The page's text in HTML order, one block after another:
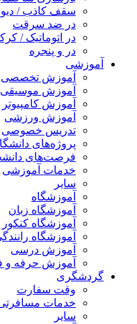
سقف کاذب /
در ضد سرقت
در اتوماتیک /
در و پنجره
آموزشی
آموزش تخصصی
آموزش موسیقی
آموزش کامپیوتر
آموزش ورزشی
تدریس خصوصی
پروژه‌های
فرصت‌های
خدمات آموزشی
سایر
آموزشگاه
آموزشگاه زبان
آموزشگاه کنکور
آموزشگاه رانندگی
آموزش درسی
آموزش حرفه و
گردشگری
وقت سفارت
خدمات مسافرتی
سایر